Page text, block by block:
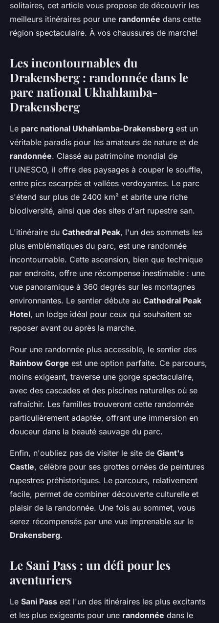
solitaires, cet article vous propose de découvrir les
meilleurs itinéraires pour une randonnée dans cette
région spectaculaire. À vos chaussures de marche!
Les incontournables du
Drakensberg : randonnée dans le
parc national Ukhahlamba-
Drakensberg
Le parc national Ukhahlamba-Drakensberg est un
véritable paradis pour les amateurs de nature et de
randonnée. Classé au patrimoine mondial de
l'UNESCO, il offre des paysages à couper le souffle,
entre pics escarpés et vallées verdoyantes. Le parc
s'étend sur plus de 2400 km² et abrite une riche
biodiversité, ainsi que des sites d'art rupestre san.
L'itinéraire du Cathedral Peak, l'un des sommets les
plus emblématiques du parc, est une randonnée
incontournable. Cette ascension, bien que technique
par endroits, offre une récompense inestimable : une
vue panoramique à 360 degrés sur les montagnes
environnantes. Le sentier débute au Cathedral Peak
Hotel, un lodge idéal pour ceux qui souhaitent se
reposer avant ou après la marche.
Pour une randonnée plus accessible, le sentier des
Rainbow Gorge est une option parfaite. Ce parcours,
moins exigeant, traverse une gorge spectaculaire,
avec des cascades et des piscines naturelles où se
rafraîchir. Les familles trouveront cette randonnée
particulièrement adaptée, offrant une immersion en
douceur dans la beauté sauvage du parc.
Enfin, n'oubliez pas de visiter le site de Giant's
Castle, célèbre pour ses grottes ornées de peintures
rupestres préhistoriques. Le parcours, relativement
facile, permet de combiner découverte culturelle et
plaisir de la randonnée. Une fois au sommet, vous
serez récompensés par une vue imprenable sur le
Drakensberg.
Le Sani Pass : un défi pour les
aventuriers
Le Sani Pass est l'un des itinéraires les plus excitants
et les plus exigeants pour une randonnée dans le